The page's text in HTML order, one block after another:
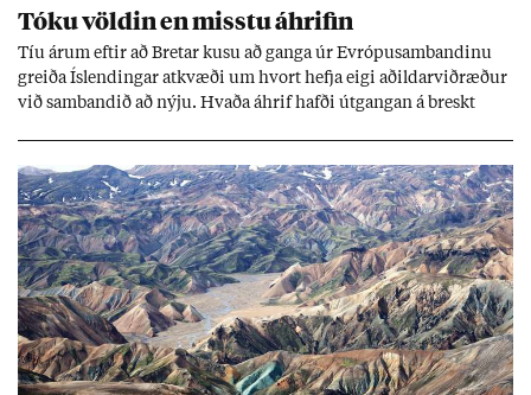
Tóku völd­in en misstu áhrif­in
Tíu ár­um eft­ir að Bret­ar kusu að ganga úr Evr­ópu­sam­band­inu
greiða Ís­lend­ing­ar at­kvæði um hvort hefja eigi að­ild­ar­við­ræð­ur
við sam­band­ið að nýju. Hvaða áhrif hafði út­gang­an á breskt